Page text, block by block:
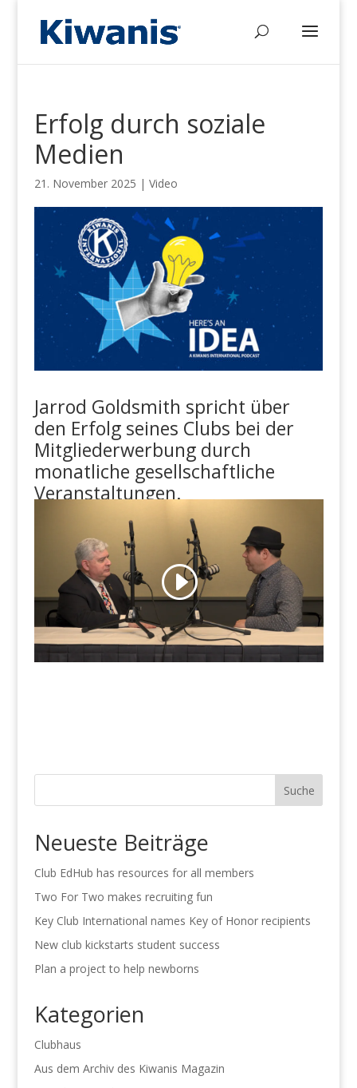
Erfolg durch soziale
Medien
21. November 2025 | Video
Jarrod Goldsmith spricht über
den Erfolg seines Clubs bei der
Mitgliederwerbung durch
monatliche gesellschaftliche
Veranstaltungen.
Suche
Neueste Beiträge
Club EdHub has resources for all members
Two For Two makes recruiting fun
Key Club International names Key of Honor recipients
New club kickstarts student success
Plan a project to help newborns
Kategorien
Clubhaus
Aus dem Archiv des Kiwanis Magazin